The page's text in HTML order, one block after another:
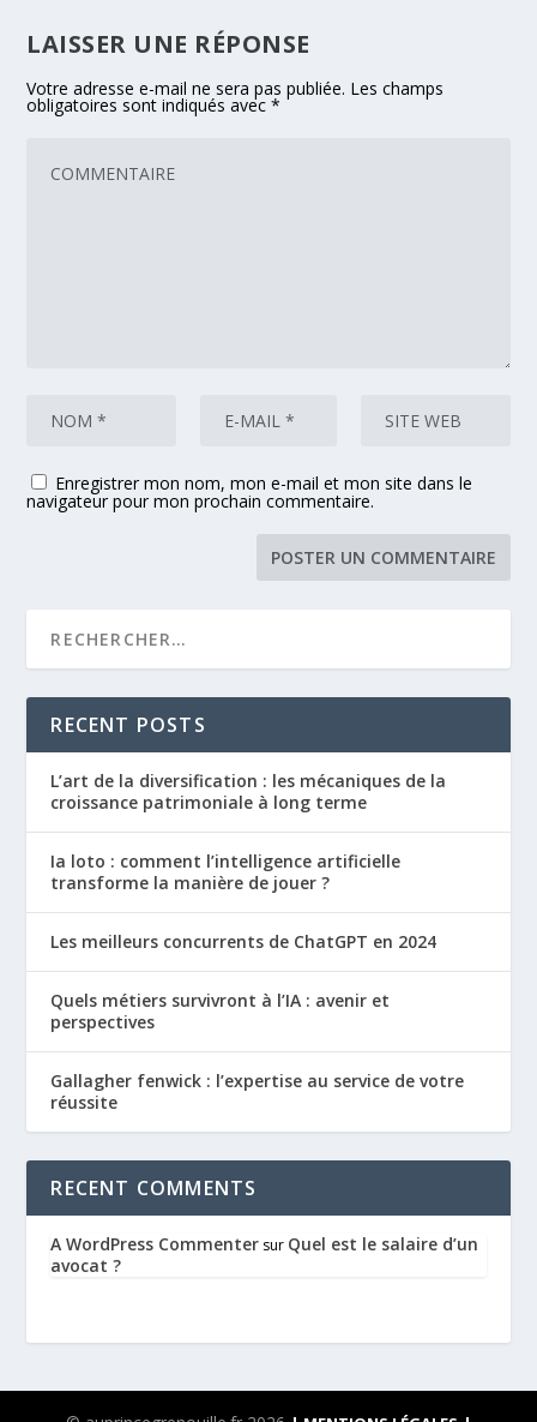
LAISSER UNE RÉPONSE
Votre adresse e-mail ne sera pas publiée. Les champs
obligatoires sont indiqués avec*
Enregistrer mon nom, mon e-mail et mon site dans le
navigateur pour mon prochain commentaire.
RECENT POSTS
L’art de la diversification : les mécaniques de la
croissance patrimoniale à long terme
Ia loto : comment l’intelligence artificielle
transforme la manière de jouer ?
Les meilleurs concurrents de ChatGPT en 2024
Quels métiers survivront à l’IA : avenir et
perspectives
Gallagher fenwick : l’expertise au service de votre
réussite
RECENT COMMENTS
A WordPress Commenter sur Quel est le salaire d’un
avocat ?